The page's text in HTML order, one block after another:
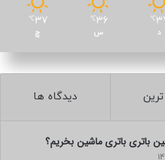
℃
د
36
℃
س
37
℃
چ
ترین دیدگاه ها
باتری باتری ماشین بخریم؟